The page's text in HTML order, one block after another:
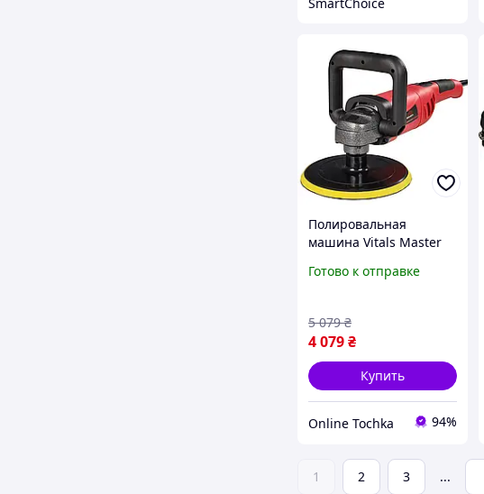
Полировальная
машина Vitals Master
профессиональная
машина
Готово к отправке
4 079₴
5 079 ₴
Купить
Online Tochka 94%
1 2 3 ...